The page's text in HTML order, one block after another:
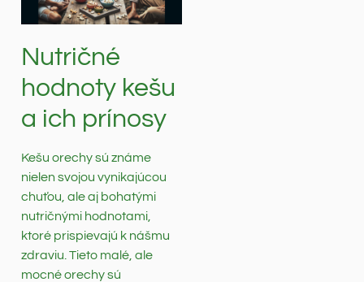
Nutričné
hodnoty kešu
a ich prínosy
Kešu orechy sú známe
nielen svojou vynikajúcou
chuťou, ale aj bohatými
nutričnými hodnotami,
ktoré prispievajú k nášmu
zdraviu. Tieto malé, ale
mocné orechy sú